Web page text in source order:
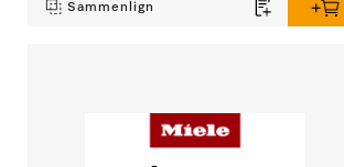
Sammenlign